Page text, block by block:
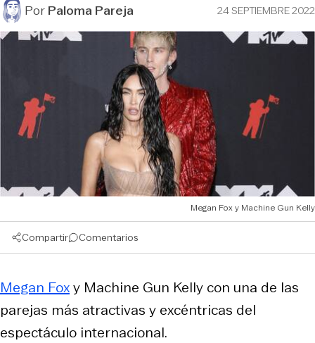
PorPaloma Pareja 24 SEPTIEMBRE 2022
Megan Fox y Machine Gun Kelly
Compartir Comentarios
Megan Foxy Machine Gun Kelly con una de las
parejas más atractivas y excéntricas del
espectáculo internacional.